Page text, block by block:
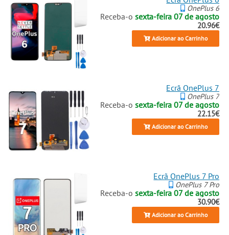
OnePlus 6
Receba-osexta-feira 07 de agosto
20.96€
Adicionar ao Carrinho
Ecrã OnePlus 7
OnePlus 7
Receba-osexta-feira 07 de agosto
22.15€
Adicionar ao Carrinho
Ecrã OnePlus 7 Pro
OnePlus 7 Pro
Receba-osexta-feira 07 de agosto
30.90€
Adicionar ao Carrinho